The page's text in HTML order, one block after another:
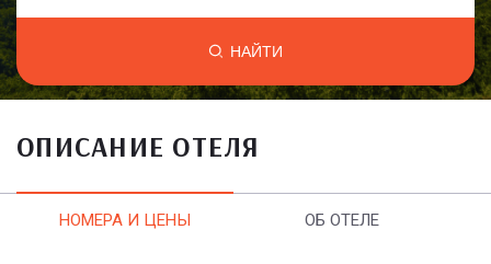
НАЙТИ
ОПИСАНИЕ ОТЕЛЯ
НОМЕРА И ЦЕНЫ ОБ ОТЕЛЕ